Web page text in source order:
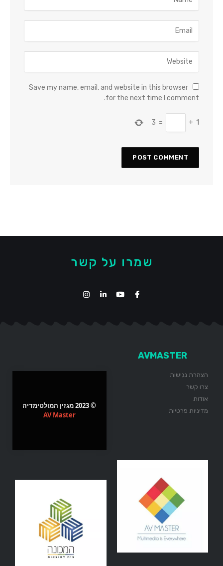
Save my name, email, and website in this browser
for the next time I comment.
1
+
=
3
שמרו על קשר
AVMASTER
הצהרת נגישות
צרו קשר
אודות
מדיניות פרטיות
© 2023 מגזין המולטימדיה
AV Master